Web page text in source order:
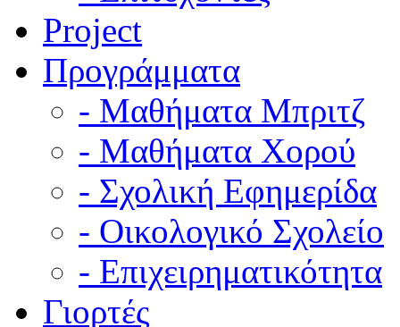
Project
Προγράμματα
- Μαθήματα Μπριτζ
- Μαθήματα Χορού
- Σχολική Εφημερίδα
- Οικολογικό Σχολείο
- Επιχειρηματικότητα
Γιορτές